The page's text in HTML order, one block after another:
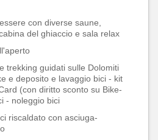
con diverse saune,
del ghiaccio e sala relax
trekking guidati sulle Dolomiti
e deposito e lavaggio bici - kit
(con diritto sconto su Bike-
- noleggio bici
riscaldato con asciuga-